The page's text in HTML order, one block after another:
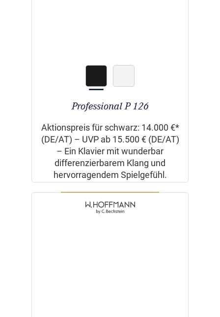
Professional P 126
Aktionspreis für schwarz: 14.000 €*
(DE/AT) – UVP ab 15.500 € (DE/AT)
– Ein Klavier mit wunderbar
differenzierbarem Klang und
hervorragendem Spielgefühl.